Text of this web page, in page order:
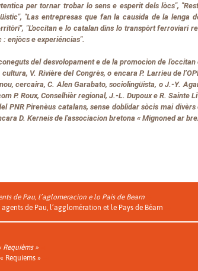
per tornar trobar lo sens e esperit dels lòcs",
"Las entrepresas que fan la causida de la lenga
"L'occitan e lo catalan dins lo transpòrt ferroviari
enjòcs e experiéncias".
del desvolopament e de la promocion de l'occitan
V. Rivière del Congrès, o encara P. Larrieu de
cercaira, C. Alen Garabato, sociolingüista, o J.-Y.
P. Roux, Conselhièr regional, J.-L. Dupoux e R. Sainte
PNR Pirenèus catalans, sense doblidar sòcis mai
D. Kerneis de l'associacion bretona « Mignoned ar
de Pau, l’aglomeracion e lo País de Bearn
de Pau, l’agglomération et le Pays de Béarn
Requièms »
Requiems »